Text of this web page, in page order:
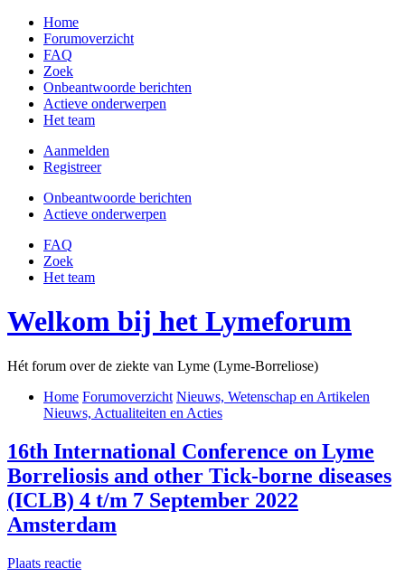
Home
Forumoverzicht
FAQ
Zoek
Onbeantwoorde berichten
Actieve onderwerpen
Het team
Aanmelden
Registreer
Onbeantwoorde berichten
Actieve onderwerpen
FAQ
Zoek
Het team
Welkom bij het Lymeforum
Hét forum over de ziekte van Lyme (Lyme-Borreliose)
Home Forumoverzicht Nieuws, Wetenschap en Artikelen
Nieuws, Actualiteiten en Acties
16th International Conference on Lyme
Borreliosis and other Tick-borne diseases
(ICLB) 4 t/m 7 September 2022
Amsterdam
Plaats reactie